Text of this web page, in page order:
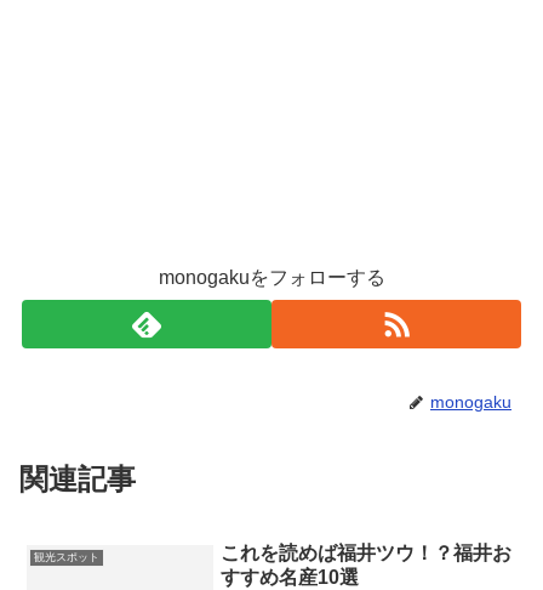
monogakuをフォローする
monogaku
関連記事
観光スポット
これを読めば福井ツウ！？福井お
すすめ名産10選